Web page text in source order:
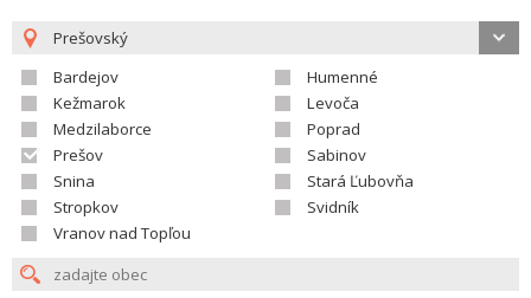
Prešovský
Bardejov
Humenné
Kežmarok
Levoča
Medzilaborce
Poprad
Prešov
Sabinov
Snina
Stará Ľubovňa
Stropkov
Svidník
Vranov nad Topľou